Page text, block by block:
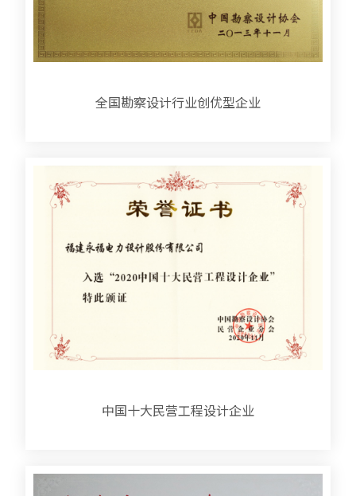
全国勘察设计行业创优型企业
中国十大民营工程设计企业